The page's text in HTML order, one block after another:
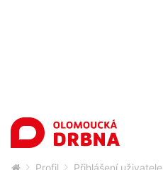
Profil Přihlášení uživatele